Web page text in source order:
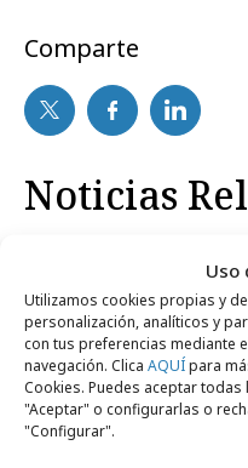
Uso
Utilizamos cookies propias y
personalización, analíticos y
con tus preferencias mediante
navegación. Clica AQUÍpara
Cookies. Puedes aceptar
"Aceptar" o configurarlas o
"Configurar".
Comparte
Noticias
No se han
Artículos